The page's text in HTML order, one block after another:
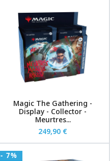
Magic The Gathering -
Display - Collector -
Meurtres...
249,90 €
- 7%